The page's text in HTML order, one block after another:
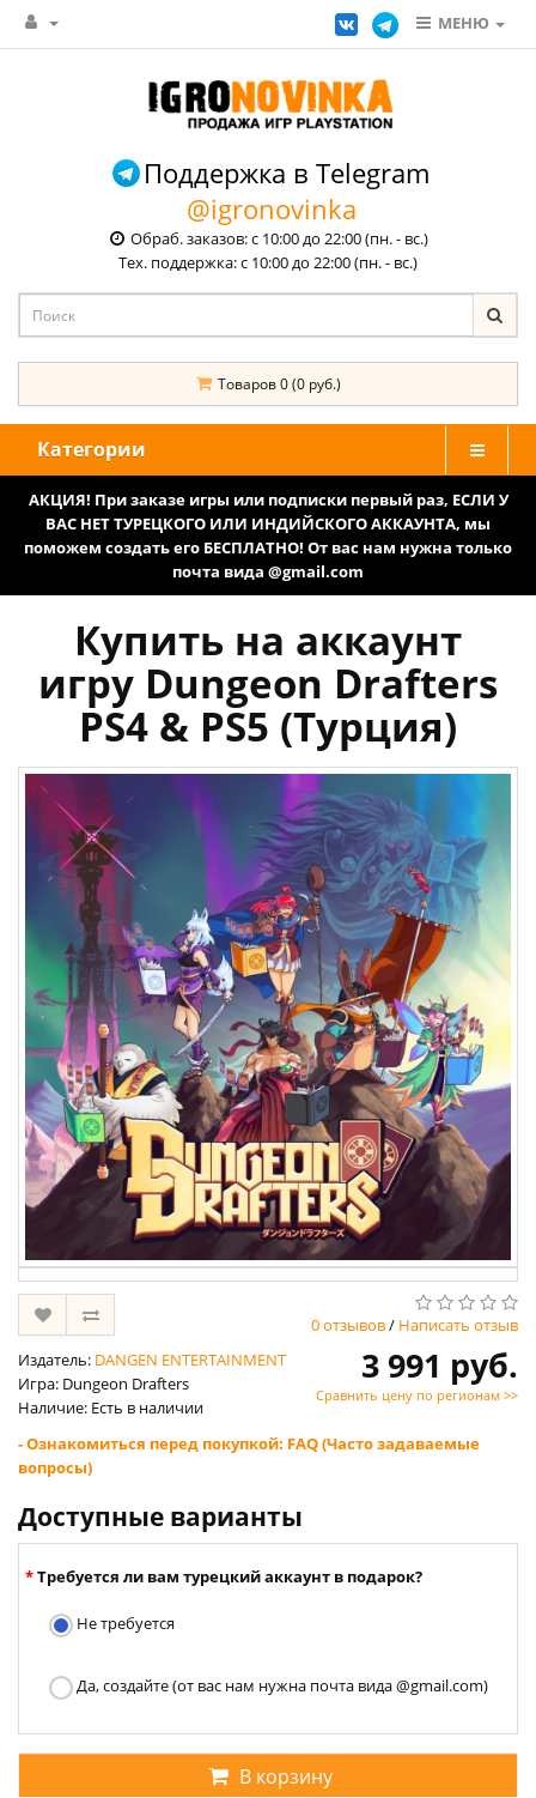
МЕНЮ
Поддержка в Telegram
@igronovinka
Обраб. заказов: с 10:00 до 22:00 (пн. - вс.)
Тех. поддержка: с 10:00 до 22:00 (пн. - вс.)
Товаров 0 (0 руб.)
Категории
АКЦИЯ! При заказе игры или подписки первый раз, ЕСЛИ У
ВАС НЕТ ТУРЕЦКОГО ИЛИ ИНДИЙСКОГО АККАУНТА, мы
поможем создать его БЕСПЛАТНО! От вас нам нужна только
почта вида @gmail.com
Купить на аккаунт
игру Dungeon Drafters
PS4 & PS5 (Турция)
0 отзывов/ Написать отзыв
Издатель: DANGEN ENTERTAINMENT
Игра: Dungeon Drafters
Наличие: Есть в наличии
3 991 руб.
Сравнить цену по регионам >>
- Ознакомиться перед покупкой: FAQ (Часто задаваемые
вопросы)
Доступные варианты
Требуется ли вам турецкий аккаунт в подарок?
Не требуется
Да, создайте (от вас нам нужна почта вида @gmail.com)
В корзину